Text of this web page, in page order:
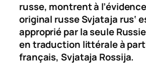
russe, montrent à
original russeSvjataja rus‘
approprié par la seule
en traduction littérale à
français,Svjataja Rossija.